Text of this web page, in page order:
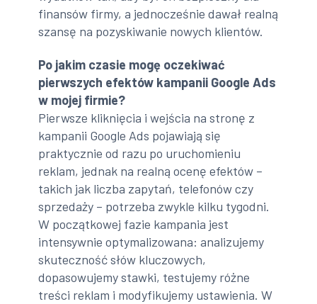
finansów firmy, a jednocześnie dawał realną
szansę na pozyskiwanie nowych klientów.
Po jakim czasie mogę oczekiwać
pierwszych efektów kampanii Google Ads
w mojej firmie?
Pierwsze kliknięcia i wejścia na stronę z
kampanii Google Ads pojawiają się
praktycznie od razu po uruchomieniu
reklam, jednak na realną ocenę efektów –
takich jak liczba zapytań, telefonów czy
sprzedaży – potrzeba zwykle kilku tygodni.
W początkowej fazie kampania jest
intensywnie optymalizowana: analizujemy
skuteczność słów kluczowych,
dopasowujemy stawki, testujemy różne
treści reklam i modyfikujemy ustawienia. W